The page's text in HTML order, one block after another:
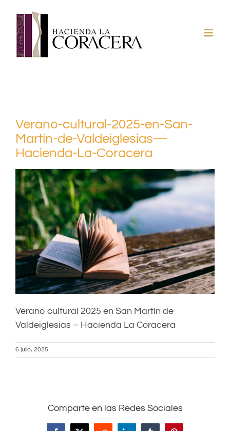
contenido
Verano-cultural-2025-en-San-
Martín-de-Valdeiglesias—
Hacienda-La-Coracera
Verano cultural 2025 en San Martín de
Valdeiglesias – Hacienda La Coracera
6 julio, 2025
Comparte en las Redes Sociales